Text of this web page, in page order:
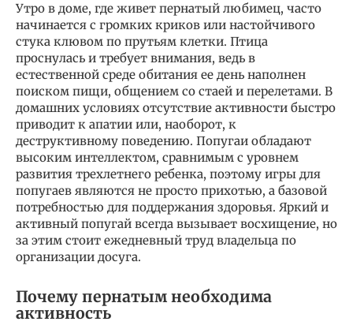
Утро в доме, где живет пернатый любимец, часто
начинается с громких криков или настойчивого
стука клювом по прутьям клетки. Птица
проснулась и требует внимания, ведь в
естественной среде обитания ее день наполнен
поиском пищи, общением со стаей и перелетами. В
домашних условиях отсутствие активности быстро
приводит к апатии или, наоборот, к
деструктивному поведению. Попугаи обладают
высоким интеллектом, сравнимым с уровнем
развития трехлетнего ребенка, поэтому игры для
попугаев являются не просто прихотью, а базовой
потребностью для поддержания здоровья. Яркий и
активный попугай всегда вызывает восхищение, но
за этим стоит ежедневный труд владельца по
организации досуга.
Почему пернатым необходима
активность